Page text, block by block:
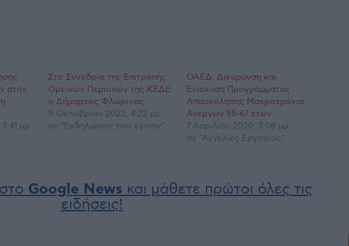
στην
μμ
Στο Συνέδριο της Επιτροπής
Ορεινών Περιοχών της ΚΕΔΕ
ο Δήμαρχος Φλώρινας
9 Οκτωβρίου 2022, 4:22 μμ
σε "Εκδηλώσεις που έγιναν"
ΟΑΕΔ: Διεύρυνση και
Ενίσχυση Προγράμματος
Απασχόλησης Μακροχρόνια
Ανέργων 55-67 ετών
7 Απριλίου 2020, 3:08 μμ
σε "Αγγελίες Εργασίας"
Google News και μάθετε πρώτοι όλες τις
ειδήσεις!